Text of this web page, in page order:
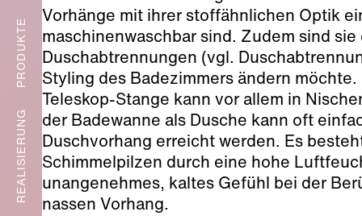
PRODUKTE
REALISIERUNG
Vorhänge mit ihrer stoffähnlichen Optik
maschinenwaschbar sind. Zudem sind
Duschabtrennungen (vgl.
Styling des Badezimmers ändern
Teleskop-Stange kann vor allem in
der Badewanne als Dusche kann oft
Duschvorhang erreicht werden. Es
Schimmelpilzen durch eine hohe
unangenehmes, kaltes Gefühl bei der
nassen Vorhang.